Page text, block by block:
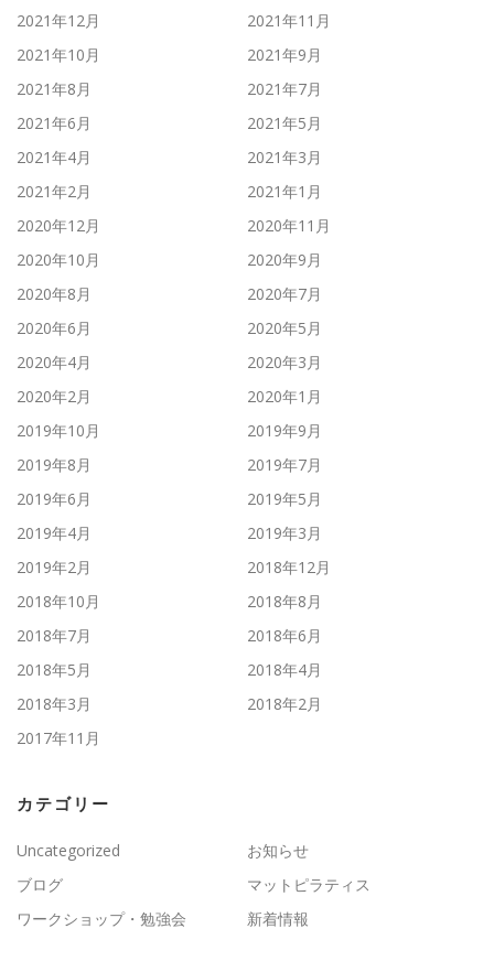
2021年12月
2021年11月
2021年10月
2021年9月
2021年8月
2021年7月
2021年6月
2021年5月
2021年4月
2021年3月
2021年2月
2021年1月
2020年12月
2020年11月
2020年10月
2020年9月
2020年8月
2020年7月
2020年6月
2020年5月
2020年4月
2020年3月
2020年2月
2020年1月
2019年10月
2019年9月
2019年8月
2019年7月
2019年6月
2019年5月
2019年4月
2019年3月
2019年2月
2018年12月
2018年10月
2018年8月
2018年7月
2018年6月
2018年5月
2018年4月
2018年3月
2018年2月
2017年11月
カテゴリー
Uncategorized
お知らせ
ブログ
マットピラティス
ワークショップ・勉強会
新着情報